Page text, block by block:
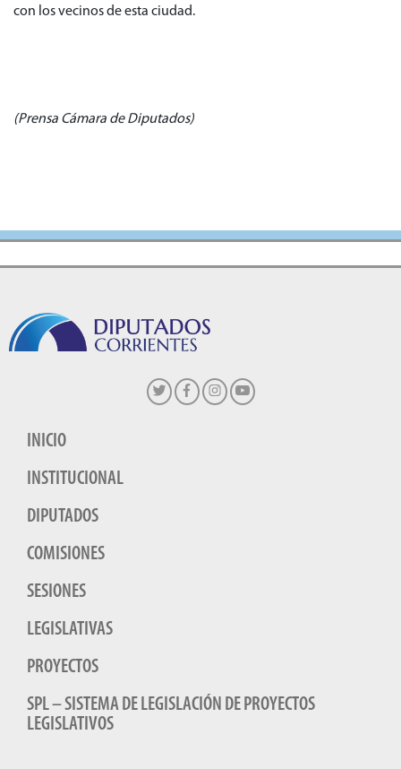
con los vecinos de esta ciudad.
(Prensa Cámara de Diputados)
INICIO
INSTITUCIONAL
DIPUTADOS
COMISIONES
SESIONES
LEGISLATIVAS
PROYECTOS
SPL – SISTEMA DE LEGISLACIÓN DE PROYECTOS
LEGISLATIVOS